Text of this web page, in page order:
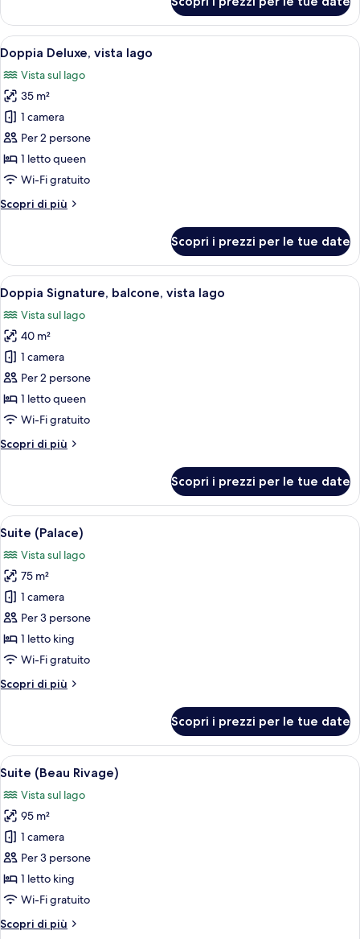
Superior
(village
side)
Apri
tutte
le
foto
per
Doppia
Deluxe,
vista
Una camera d'albergo con un letto
5
Doppia Deluxe, vista lago
Vista sul lago
35 m²
1 camera
Per 2 persone
1 letto queen
Wi-Fi gratuito
Scopri di più
Altri
Deluxe,
vista
lago
Scopri i prezzi per le tue date
Apri
tutte
le
foto
per
Doppia
Signature,
balcone,
lago
Una camera da letto con un letto
5
Doppia Signature, balcone, vista lago
Vista sul lago
40 m²
1 camera
Per 2 persone
1 letto queen
Wi-Fi gratuito
Scopri di più
Altri
Signature,
balcone,
vista
Scopri i prezzi per le tue date
Apri
tutte
le
foto
per
Suite
(Palace)
Suite (Palace) | Biancheria da letto
5
Suite (Palace)
Vista sul lago
75 m²
1 camera
Per 3 persone
1 letto king
Wi-Fi gratuito
Scopri di più
Altri
(Palace)
Scopri i prezzi per le tue date
Apri
tutte
le
foto
per
Suite
(Beau
Rivage)
Un soggiorno luminoso con divano,
7
Suite (Beau Rivage)
Vista sul lago
95 m²
1 camera
Per 3 persone
1 letto king
Wi-Fi gratuito
Scopri di più
Altri